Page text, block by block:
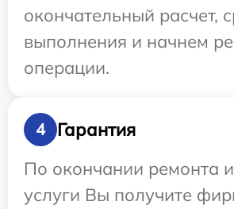
окончательный расчет,
выполнения и начнем
операции.
4
Гарантия
По окончании ремонта
услуги Вы получите